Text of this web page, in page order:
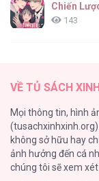
Chiến
143
128
Bỏ Quách
123
VỀ TỦ SÁCH
Mọi thông tin, hình
không sở hữu hay
ảnh hưởng đến cá
chúng tôi sẽ xem